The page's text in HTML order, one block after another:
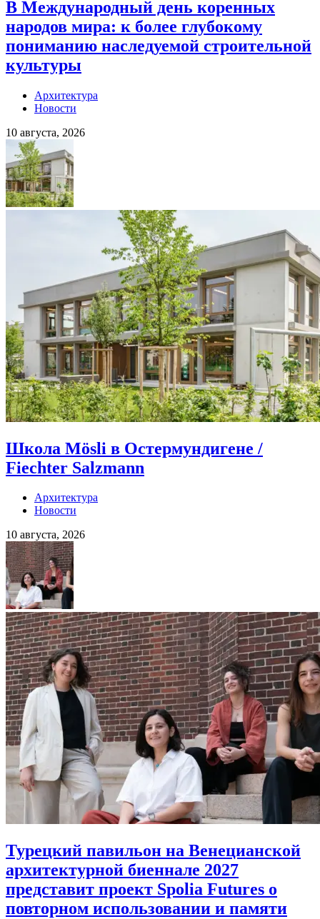
В Международный день коренных
народов мира: к более глубокому
пониманию наследуемой строительной
культуры
Архитектура
Новости
10 августа, 2026
Школа Mösli в Остермундигене /
Fiechter Salzmann
Архитектура
Новости
10 августа, 2026
Турецкий павильон на Венецианской
архитектурной биеннале 2027
представит проект Spolia Futures о
повторном использовании и памяти